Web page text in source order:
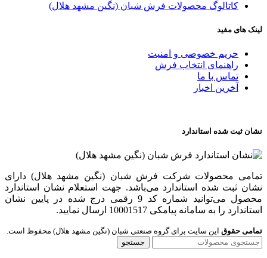
کاتالوگ محصولات فرش شبان (نگین مشهد هلال)
لینک های مفید
حریم خصوصی و امنیت
راهنمای انتخاب فرش
تماس با ما
آخرین اخبار
نشان ثبت شده استاندارد
تمامی محصولات شرکت فرش شبان (نگین مشهد هلال) دارای
نشان ثبت شده استاندارد می‌باشد. جهت استعلام نشان استاندارد
محصول می‌توانید شماره کد 9 رقمی درج شده در پایین نشان
استاندارد را به سامانه پیامکی 10001517 ارسال نمایید.
تمامی حقوق این سایت برای گروه صنعتی شبان (نگین مشهد هلال) محفوظ است.
جستجو